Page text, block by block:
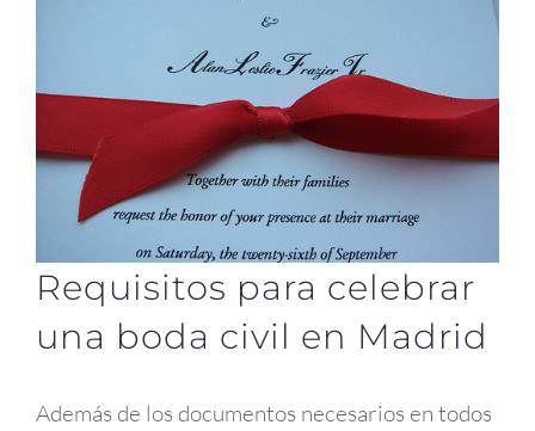
Requisitos para celebrar
una boda civil en Madrid
Además de los documentos necesarios en todos